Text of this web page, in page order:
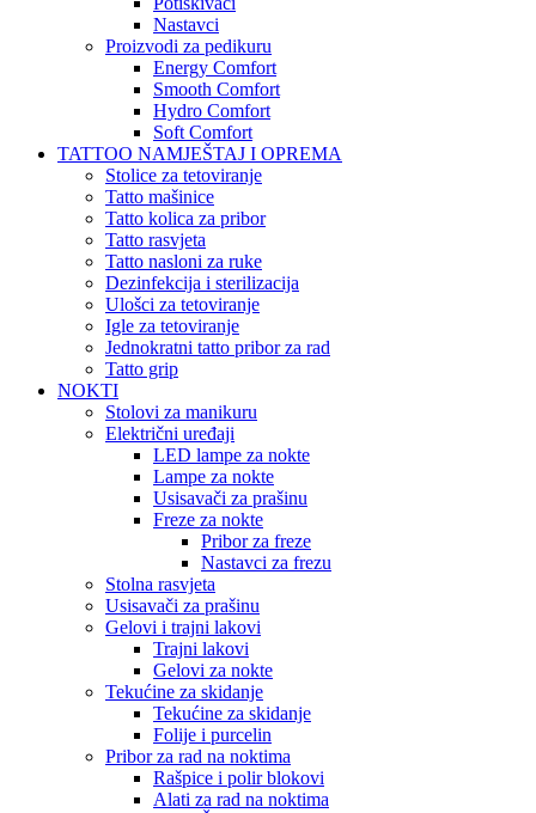
Nastavci
Proizvodi za pedikuru
Energy Comfort
Smooth Comfort
Hydro Comfort
Soft Comfort
TATTOO NAMJEŠTAJ I OPREMA
Stolice za tetoviranje
Tatto mašinice
Tatto kolica za pribor
Tatto rasvjeta
Tatto nasloni za ruke
Dezinfekcija i sterilizacija
Ulošci za tetoviranje
Igle za tetoviranje
Jednokratni tatto pribor za rad
Tatto grip
NOKTI
Stolovi za manikuru
Električni uređaji
LED lampe za nokte
Lampe za nokte
Usisavači za prašinu
Freze za nokte
Pribor za freze
Nastavci za frezu
Stolna rasvjeta
Usisavači za prašinu
Gelovi i trajni lakovi
Trajni lakovi
Gelovi za nokte
Tekućine za skidanje
Tekućine za skidanje
Folije i purcelin
Pribor za rad na noktima
Rašpice i polir blokovi
Alati za rad na noktima